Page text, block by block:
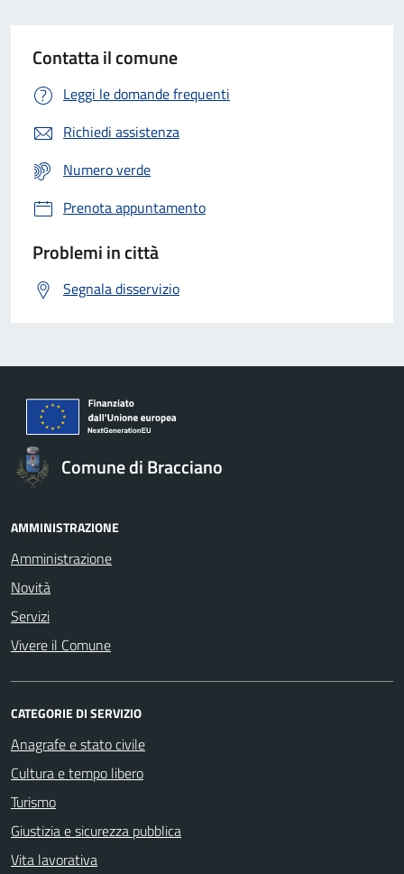
Contatta il comune
Leggi le domande frequenti
Richiedi assistenza
Numero verde
Prenota appuntamento
Problemi in città
Segnala disservizio
Comune di Bracciano
AMMINISTRAZIONE
Amministrazione
Novità
Servizi
Vivere il Comune
CATEGORIE DI SERVIZIO
Anagrafe e stato civile
Cultura e tempo libero
Turismo
Giustizia e sicurezza pubblica
Vita lavorativa